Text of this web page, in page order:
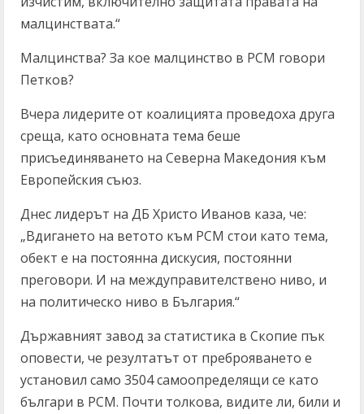
малцинствата.“
Малцинства? За кое малцинство в РСМ говори
Петков?
Вчера лидерите от коалицията проведоха друга
среща, като основната тема беше
присъединяването на Северна Македония към
Европейския съюз.
Днес лидерът на ДБ Христо Иванов каза, че:
„Вдигането на ветото към РСМ стои като тема,
обект е на постоянна дискусия, постоянни
преговори. И на междуправителствено ниво, и
на политическо ниво в България.“
Държавният завод за статистика в Скопие пък
оповести, че резултатът от преброяването е
установил само 3504 самоопределящи се като
българи в РСМ. Почти толкова, видите ли, били и